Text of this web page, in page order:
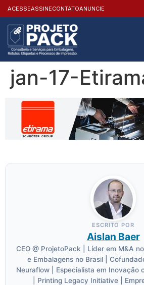
ACESSEASSINECONTATOANUNCIE
jan-17-
ESCRITO POR
Aislan Baer
CEO @ ProjetoPack | Líder em M&A
e Embalagens no Brasil |
Neuraflow | Especialista em Inovação
| Printing Legacy Initiative |